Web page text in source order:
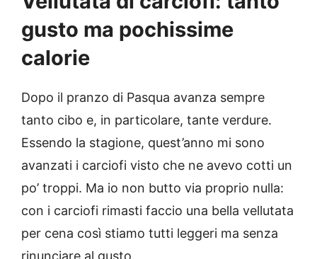
gusto ma pochissime
calorie
Dopo il pranzo di Pasqua avanza sempre
tanto cibo e, in particolare, tante verdure.
Essendo la stagione, quest’anno mi sono
avanzati i carciofi visto che ne avevo cotti un
po’ troppi. Ma io non butto via proprio nulla:
con i carciofi rimasti faccio una bella vellutata
per cena così stiamo tutti leggeri ma senza
rinunciare al gusto.